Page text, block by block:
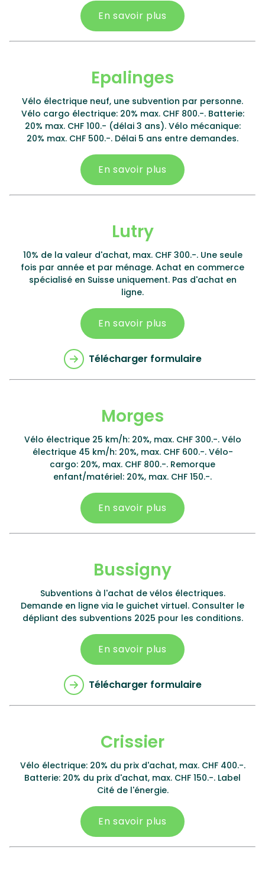
En savoir plus
Epalinges
Vélo électrique neuf, une subvention par personne.
Vélo cargo électrique: 20% max. CHF 800.-. Batterie:
20% max. CHF 100.- (délai 3 ans). Vélo mécanique:
20% max. CHF 500.-. Délai 5 ans entre demandes.
En savoir plus
Lutry
10% de la valeur d'achat, max. CHF 300.-. Une seule
fois par année et par ménage. Achat en commerce
spécialisé en Suisse uniquement. Pas d'achat en
ligne.
En savoir plus
Télécharger formulaire
Morges
Vélo électrique 25 km/h: 20%, max. CHF 300.-. Vélo
électrique 45 km/h: 20%, max. CHF 600.-. Vélo-
cargo: 20%, max. CHF 800.-. Remorque
enfant/matériel: 20%, max. CHF 150.-.
En savoir plus
Bussigny
Subventions à l'achat de vélos électriques.
Demande en ligne via le guichet virtuel. Consulter le
dépliant des subventions 2025 pour les conditions.
En savoir plus
Télécharger formulaire
Crissier
Vélo électrique: 20% du prix d'achat, max. CHF 400.-.
Batterie: 20% du prix d'achat, max. CHF 150.-. Label
Cité de l'énergie.
En savoir plus